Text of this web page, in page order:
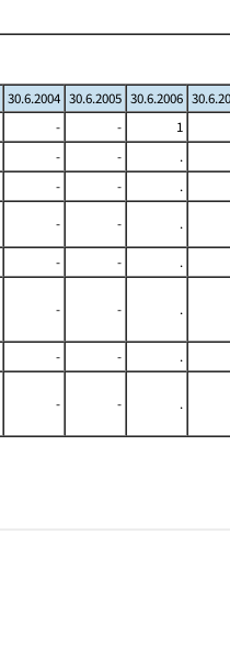
30.6.2004 30.6.2005 30.6.2006
- -
1
- -
.
- -
.
- -
.
- -
.
- - .
- -
.
- - .